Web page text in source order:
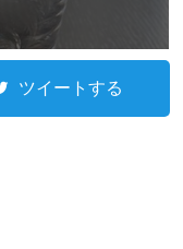
ツイートする